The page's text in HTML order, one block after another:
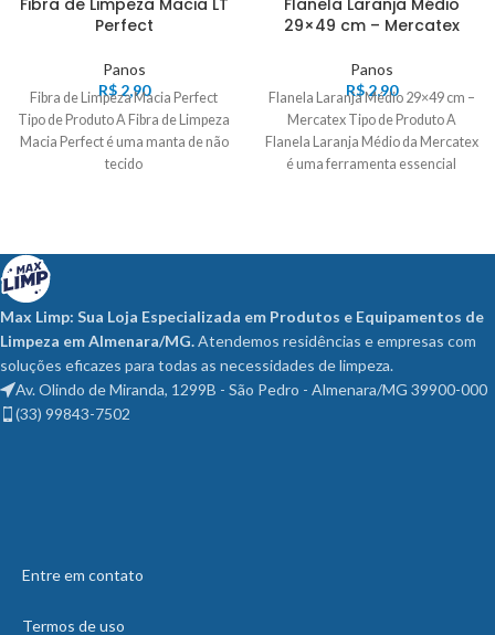
Fibra de Limpeza Macia LT
Perfect
Panos
R$2,90
Fibra de Limpeza Macia Perfect
Tipo de Produto A Fibra de Limpeza
Macia Perfect é uma manta de não
tecido
Flanela Laranja Médio
29×49 cm – Mercatex
Panos
R$2,90
Flanela Laranja Médio 29×49 cm –
Mercatex Tipo de Produto A
Flanela Laranja Médio da Mercatex
é uma ferramenta essencial
Max Limp: Sua Loja Especializada em Produtos e Equipamentos de
Limpeza em Almenara/MG.Atendemos residências e empresas com
soluções eficazes para todas as necessidades de limpeza.
Av. Olindo de Miranda, 1299B - São Pedro - Almenara/MG 39900-000
(33) 99843-7502
Entre em contato
Termos de uso